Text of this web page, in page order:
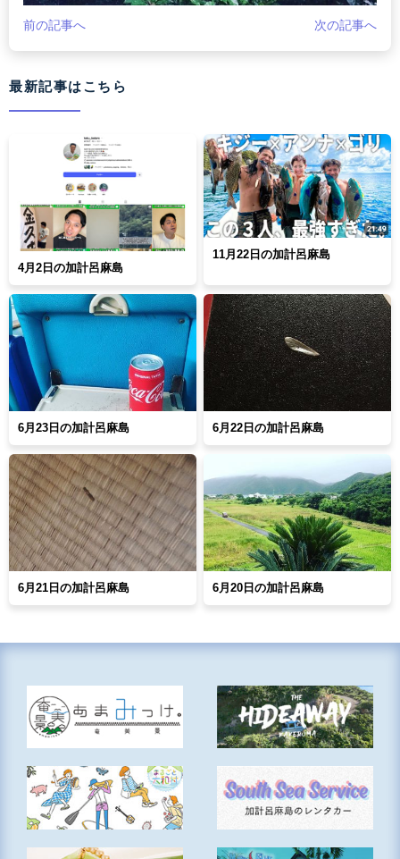
前の記事へ 次の記事へ
最新記事はこちら
4月2日の加計呂麻島
11月22日の加計呂麻島
6月23日の加計呂麻島 6月22日の加計呂麻島
6月21日の加計呂麻島 6月20日の加計呂麻島